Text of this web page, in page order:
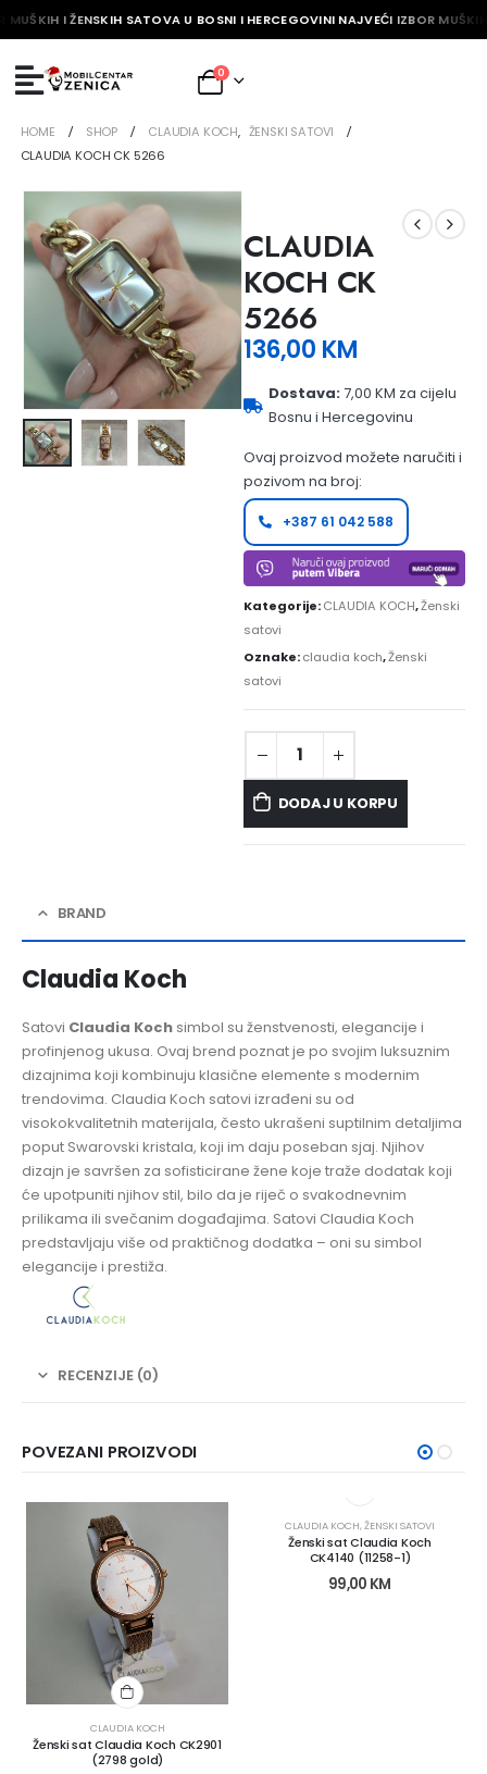
MUŠKIH I ŽENSKIH SATOVA U BOSNI I HERCEGOVINI NAJVEĆI IZBOR
0
HOME SHOP CLAUDIA KOCH, ŽENSKI SATOVI
CLAUDIA KOCH CK 5266
CLAUDIA
KOCH CK
5266
136,00 KM
Dostava:7,00 KM za cijelu
Bosnu i Hercegovinu
Ovaj proizvod možete naručiti i
pozivom na broj:
+387 61 042 588
Kategorije:CLAUDIA KOCH,Ženski
satovi
Oznake:claudia koch,Ženski
satovi
DODAJ U KORPU
BRAND
Claudia Koch
Satovi Claudia Koch simbol su ženstvenosti, elegancije i
profinjenog ukusa. Ovaj brend poznat je po svojim luksuznim
dizajnima koji kombinuju klasične elemente s modernim
trendovima. Claudia Koch satovi izrađeni su od
visokokvalitetnih materijala, često ukrašeni suptilnim detaljima
poput Swarovski kristala, koji im daju poseban sjaj. Njihov
dizajn je savršen za sofisticirane žene koje traže dodatak koji
će upotpuniti njihov stil, bilo da je riječ o svakodnevnim
prilikama ili svečanim događajima. Satovi Claudia Koch
predstavljaju više od praktičnog dodatka – oni su simbol
elegancije i prestiža.
RECENZIJE (0)
POVEZANI PROIZVODI
CLAUDIA KOCH
Ženski sat Claudia Koch CK2901
(2798 gold)
CLAUDIA KOCH,ŽENSKI SATOVI
Ženski sat Claudia Koch
CK4140 (11258-1)
99,00 KM